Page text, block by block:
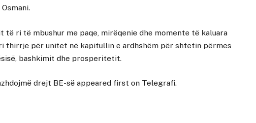
të ri të mbushur me paqe, mirëqenie dhe momente të kaluara
thirrje për unitet në kapitullin e ardhshëm për shtetin përmes
bashkimit dhe prosperitetit.
drejt BE-së appeared first on Telegrafi.